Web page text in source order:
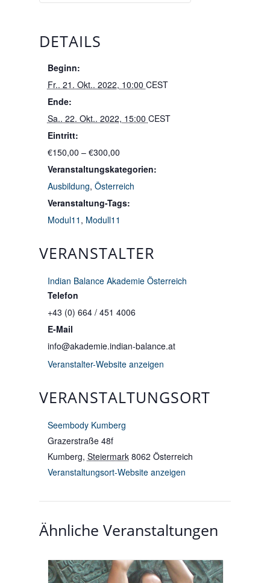
DETAILS
Beginn:
Fr.. 21. Okt.. 2022, 10:00 CEST
Ende:
Sa.. 22. Okt.. 2022, 15:00 CEST
Eintritt:
€150,00 – €300,00
Veranstaltungskategorien:
Ausbildung, Österreich
Veranstaltung-Tags:
Modul11 , Modull11
VERANSTALTUNGSORT
Seembody Kumberg
Grazerstraße 48f
Kumberg, Steiermark 8062 Österreich
Veranstaltungsort-Website anzeigen
VERANSTALTER
Indian Balance Akademie Österreich
Telefon
+43 (0) 664 / 451 4006
E-Mail
info@akademie.indian-balance.at
Veranstalter-Website anzeigen
Ähnliche Veranstaltungen